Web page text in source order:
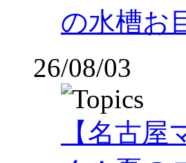
の水槽お
26/08/03
【名古